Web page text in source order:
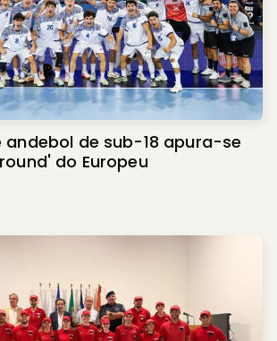
andebol de sub-18 apura-se
do Europeu